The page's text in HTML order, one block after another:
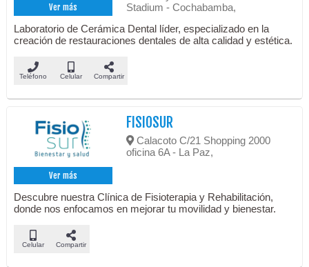
Ver más
Stadium - Cochabamba,
Laboratorio de Cerámica Dental líder, especializado en la
creación de restauraciones dentales de alta calidad y estética.
Teléfono Celular Compartir
Ver más
FISIOSUR
Calacoto C/21 Shopping 2000
oficina 6A - La Paz,
Descubre nuestra Clínica de Fisioterapia y Rehabilitación,
donde nos enfocamos en mejorar tu movilidad y bienestar.
Celular Compartir